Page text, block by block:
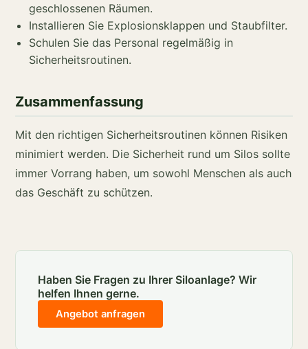
geschlossenen Räumen.
Installieren Sie Explosionsklappen und Staubfilter.
Schulen Sie das Personal regelmäßig in
Sicherheitsroutinen.
Zusammenfassung
Mit den richtigen Sicherheitsroutinen können Risiken
minimiert werden. Die Sicherheit rund um Silos sollte
immer Vorrang haben, um sowohl Menschen als auch
das Geschäft zu schützen.
Haben Sie Fragen zu Ihrer Siloanlage? Wir
helfen Ihnen gerne.
Angebot anfragen